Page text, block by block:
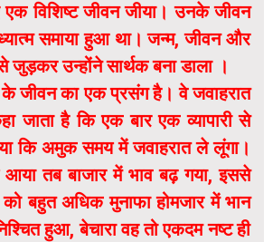
विशिष्ट जीवन जीया। उनके जीवन
समाया हुआ था। जन्म, जीवन और
जुड़कर उन्होंने सार्थक बना डाला ।
के जीवन का एक प्रसंग है। वे जवाहरात
जाता है कि एक बार एक व्यापारी से
कि अमुक समय में जवाहरात ले लूंगा।
तब बाजार में भाव बढ़ गया, इससे
को बहुत अधिक मुनाफा होमजार में भान
हुआ, बेचारा वह तो एकदम नष्ट ही